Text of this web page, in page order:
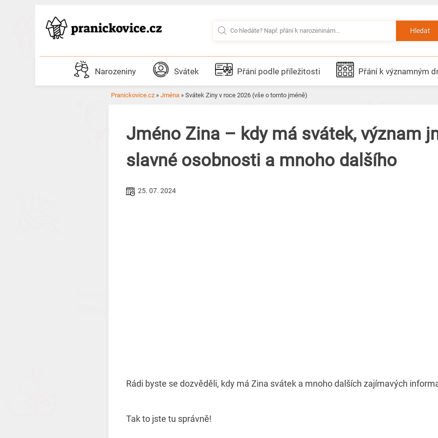
Hledat
Narozeniny Svátek Přání podle příležitosti Přání k významným
Pranickovice.cz » Jména » Svátek Ziny v roce 2026 (vše o tomto jméně)
Jméno Zina – kdy má svátek, význam
slavné osobnosti a mnoho dalšího
25. 07. 2024
Rádi byste se dozvěděli, kdy má Zina svátek a mnoho dalších zajímavých
Tak to jste tu správně!